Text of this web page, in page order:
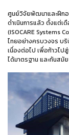
ศูนย์วิจัยพัฒนาและฝึกอ
ดำเนินการแล้ว ตั้งแต่เ
(ISOCARE Systems
ไทยอย่างครบวงจร บ
เนื่องต่อไป เพื่อก้าวไป
ได้มาตรฐาน และทันสมัย